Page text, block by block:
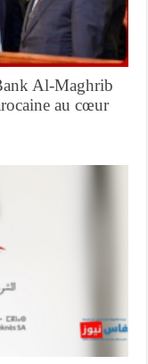
Al-Maghrib
au cœur